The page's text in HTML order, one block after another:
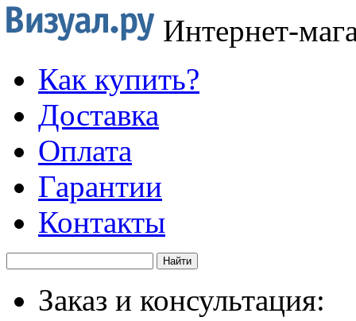
Интернет-
Как купить?
Доставка
Оплата
Гарантии
Контакты
Заказ и консультация: